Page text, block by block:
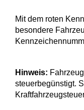
Mit dem roten
besondere Fahrzeu
Hinweis:
steuerbegünstigt.